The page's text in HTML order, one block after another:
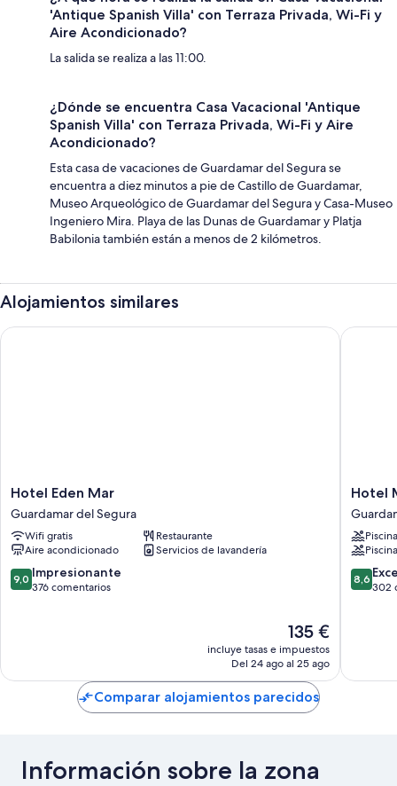
'Antique Spanish Villa' con Terraza Privada, Wi-Fi y
Aire Acondicionado?
La salida se realiza a las 11:00.
¿Dónde se encuentra Casa Vacacional 'Antique
Spanish Villa' con Terraza Privada, Wi-Fi y Aire
Acondicionado?
Esta casa de vacaciones de Guardamar del Segura se
encuentra a diez minutos a pie de Castillo de Guardamar,
Museo Arqueológico de Guardamar del Segura y Casa-Museo
Ingeniero Mira. Playa de las Dunas de Guardamar y Platja
Babilonia también están a menos de 2 kilómetros.
Alojamientos similares
Hotel
Eden
Mar
Guardamar
del
Segura
Hotel Eden Mar
Guardamar del Segura
Wifi gratis
Restaurante
Aire acondicionado
Servicios de lavandería
9.0
sobre
9,0 Impresionante
376 comentarios
El
precio
actual
de
135 €
135 €
incluye tasas e impuestos
Del 24 ago al 25 ago
Hotel Eden Mar
Hotel
del
Segura
Hotel
Piscina
8.6
sobre
8,6
302
Hotel
Comparar alojamientos parecidos
Información sobre la zona